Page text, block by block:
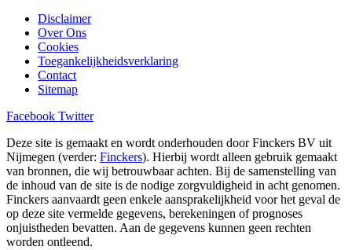
Disclaimer
Over Ons
Cookies
Toegankelijkheidsverklaring
Contact
Sitemap
Facebook Twitter
Deze site is gemaakt en wordt onderhouden door Finckers BV uit
Nijmegen (verder: Finckers). Hierbij wordt alleen gebruik gemaakt
van bronnen, die wij betrouwbaar achten. Bij de samenstelling van
de inhoud van de site is de nodige zorgvuldigheid in acht genomen.
Finckers aanvaardt geen enkele aansprakelijkheid voor het geval de
op deze site vermelde gegevens, berekeningen of prognoses
onjuistheden bevatten. Aan de gegevens kunnen geen rechten
worden ontleend.